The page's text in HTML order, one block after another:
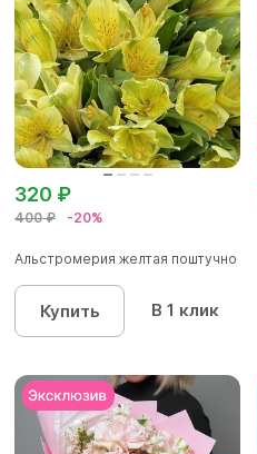
400 ₽ -20%
320 ₽
Альстромерия желтая поштучно
Купить В 1 клик